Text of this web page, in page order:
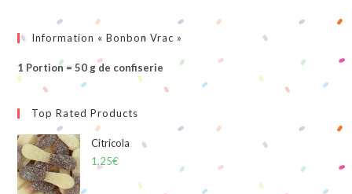
Information « Bonbon Vrac »
1 Portion = 50 g de confiserie
Top Rated Products
Citricola
1,25€